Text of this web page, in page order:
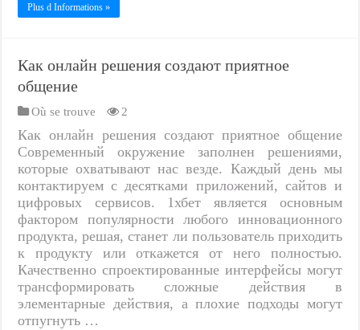
Plus d Informations »
Как онлайн решения создают приятное
общение
Où se trouve 2
Как онлайн решения создают приятное общение
Современный окружение заполнен решениями,
которые охватывают нас везде. Каждый день мы
контактируем с десятками приложений, сайтов и
цифровых сервисов. 1хбет является основным
фактором популярности любого инновационного
продукта, решая, станет ли пользователь приходить
к продукту или откажется от него полностью.
Качественно спроектированные интерфейсы могут
трансформировать сложные действия в
элементарные действия, а плохие подходы могут
отпугнуть …